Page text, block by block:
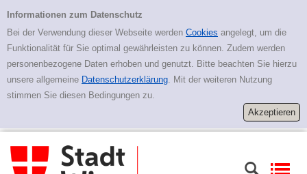
Erweiterte Suche
Informationen zum Datenschutz
Bei der Verwendung dieser Webseite werden Cookies angelegt, um die
Funktionalität für Sie optimal gewährleisten zu können. Zudem werden
personenbezogene Daten erhoben und genutzt. Bitte beachten Sie hierzu
unsere allgemeine Datenschutzerklärung. Mit der weiteren Nutzung
stimmen Sie diesen Bedingungen zu.